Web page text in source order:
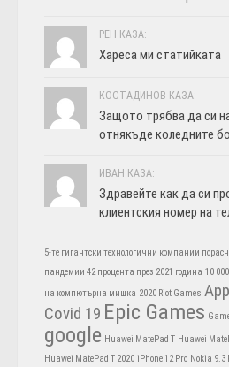
РЕН КАЗА:
Хареса ми статийката
КОСТАДИНОВ КАЗА:
Защото трябва да си
отнякъде коледните
ИВАН КАЗА:
Здравейте как да си
клиентския номер на
5-те гигантски технологични компании
пандемии 42 процента през 2021 година 10
на компютърна мишка 2020 Riot Games
Covid 19 Epic Games
google Huawei MatePad T Huawei
Huawei MatePad T 2020 iPhone 12 Pro Nokia 9.3